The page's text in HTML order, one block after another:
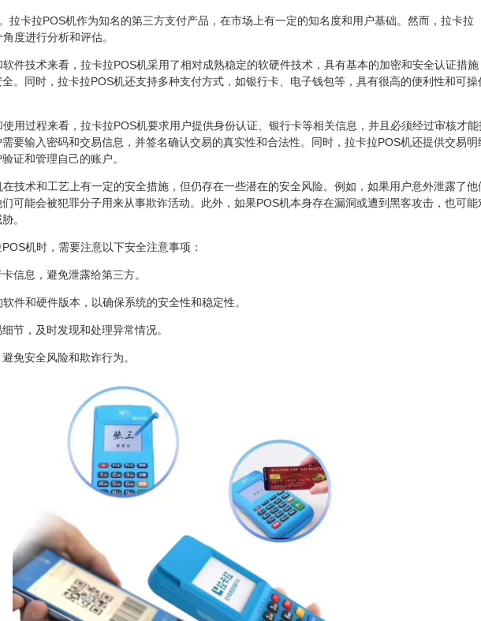
拉卡拉POS机作为知名的第三方支付产品，在市场上有一定的知名度和用户基础。然而，拉卡拉
度进行分析和评估。
技术来看，拉卡拉POS机采用了相对成熟稳定的软硬件技术，具有基本的加密和安全认证措施
。同时，拉卡拉POS机还支持多种支付方式，如银行卡、电子钱包等，具有很高的便利性和可操
过程来看，拉卡拉POS机要求用户提供身份认证、银行卡等相关信息，并且必须经过审核才能
要输入密码和交易信息，并签名确认交易的真实性和合法性。同时，拉卡拉POS机还提供交易明
证和管理自己的账户。
术和工艺上有一定的安全措施，但仍存在一些潜在的安全风险。例如，如果用户意外泄露了他
可能会被犯罪分子用来从事欺诈活动。此外，如果POS机本身存在漏洞或遭到黑客攻击，也可能
。
POS机时，需要注意以下安全注意事项：
息，避免泄露给第三方。
和硬件版本，以确保系统的安全性和稳定性。
，及时发现和处理异常情况。
安全风险和欺诈行为。